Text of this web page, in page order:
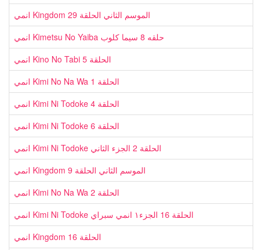
انمي Kingdom الموسم الثاني الحلقة 29
انمي Kimetsu No Yaiba حلقه 8 سيما كلوب
انمي Kino No Tabi الحلقة 5
انمي Kimi No Na Wa الحلقة 1
انمي Kimi Ni Todoke الحلقة 4
انمي Kimi Ni Todoke الحلقة 6
انمي Kimi Ni Todoke الحلقة 2 الجزء الثاني
انمي Kingdom الموسم الثاني الحلقة 9
انمي Kimi No Na Wa الحلقة 2
انمي Kimi Ni Todoke الحلقة 16 الجزء١ انمي سبراي
انمي Kingdom الحلقة 16